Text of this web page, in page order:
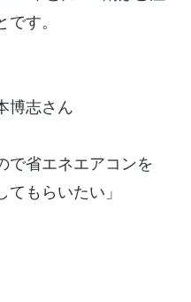
す。
博志さん
で省エネエアコンを
もらいたい」